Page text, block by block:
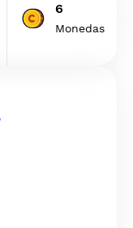
6
Monedas